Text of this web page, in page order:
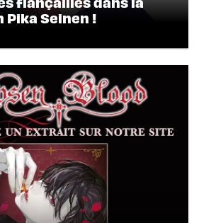
Seinen !